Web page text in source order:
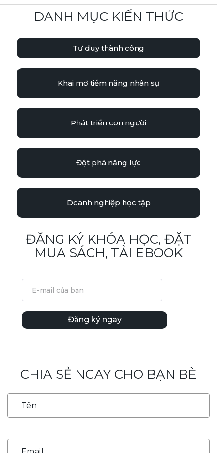
DANH MỤC KIẾN THỨC
Tư duy thành công
Khai mở tiềm năng nhân sự
Phát triển con người
Đột phá năng lực
Doanh nghiệp học tập
ĐĂNG KÝ KHÓA HỌC, ĐẶT
MUA SÁCH, TẢI EBOOK
Đăng ký ngay
CHIA SẺ NGAY CHO BẠN BÈ